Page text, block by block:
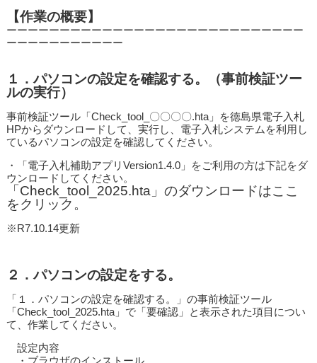
【作業の概要】
ーーーーーーーーーーーーーーーーーーーーーーーーーーーー
ーーーーーーーーーーー
１．パソコンの設定を確認する。（事前検証ツー
ルの実行）
事前検証ツール「Check_tool_〇〇〇〇.hta」を徳島県電子入札
HPからダウンロードして、実行し、電子入札システムを利用し
ているパソコンの設定を確認してください。
・「電子入札補助アプリVersion1.4.0」をご利用の方は下記をダ
ウンロードしてください。
「Check_tool_2025.hta」のダウンロードはここ
をクリック。
※R7.10.14更新
２．パソコンの設定をする。
「１．パソコンの設定を確認する。」の事前検証ツール
「Check_tool_2025.hta」で「要確認」と表示された項目につい
て、作業してください。
設定内容